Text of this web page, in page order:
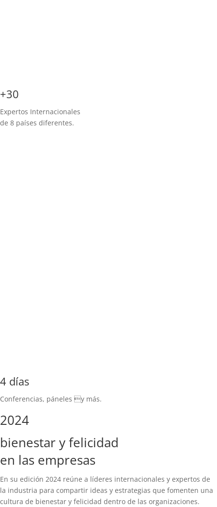
+30
Expertos Internacionales
de 8 países diferentes.
4 días
Conferencias, páneles y más.
2024
bienestar y felicidad
en las empresas
En su edición 2024 reúne a líderes internacionales y expertos de
la industria para compartir ideas y estrategias que fomenten una
cultura de bienestar y felicidad dentro de las organizaciones.